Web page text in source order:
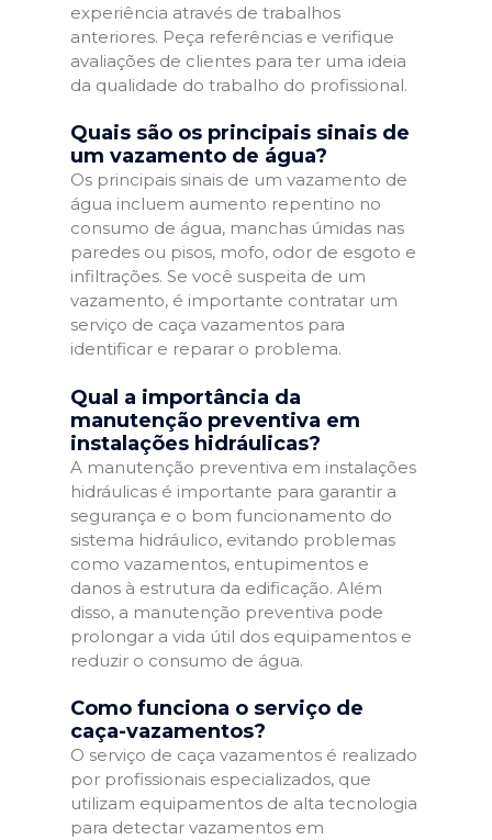
experiência através de trabalhos
anteriores. Peça referências e verifique
avaliações de clientes para ter uma ideia
da qualidade do trabalho do profissional.
Quais são os principais sinais de
um vazamento de água?
Os principais sinais de um vazamento de
água incluem aumento repentino no
consumo de água, manchas úmidas nas
paredes ou pisos, mofo, odor de esgoto e
infiltrações. Se você suspeita de um
vazamento, é importante contratar um
serviço de caça vazamentos para
identificar e reparar o problema.
Qual a importância da
manutenção preventiva em
instalações hidráulicas?
A manutenção preventiva em instalações
hidráulicas é importante para garantir a
segurança e o bom funcionamento do
sistema hidráulico, evitando problemas
como vazamentos, entupimentos e
danos à estrutura da edificação. Além
disso, a manutenção preventiva pode
prolongar a vida útil dos equipamentos e
reduzir o consumo de água.
Como funciona o serviço de
caça-vazamentos?
O serviço de caça vazamentos é realizado
por profissionais especializados, que
utilizam equipamentos de alta tecnologia
para detectar vazamentos em